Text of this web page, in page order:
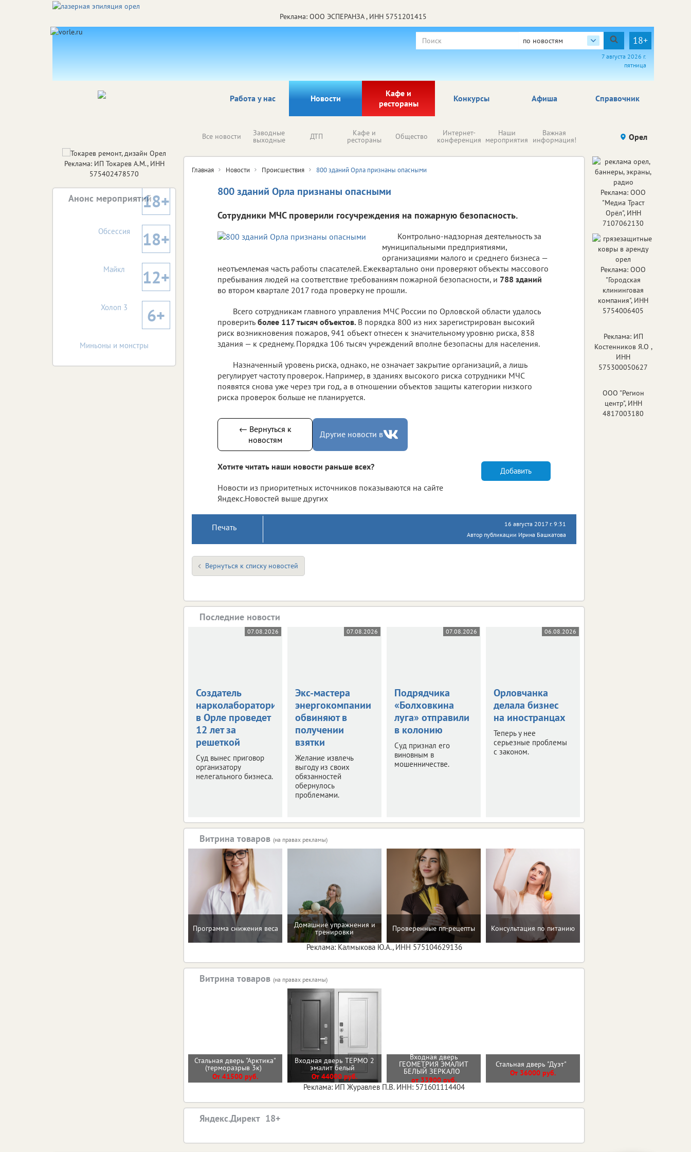
Реклама: ООО ЭСПЕРАНЗА , ИНН 5751201415
по новостям 18+
7 августа 2026 г.
пятница
Работа у нас Новости
Кафе и
рестораны
Афиша Справочник
Конкурсы
Все новости Заводные
выходные ДТП Кафе и
рестораны Общество Интернет-
конференция
Наши
мероприятия
Важная
информация! Происшествия Здоровье
Орел
Главная Новости Происшествия 800 зданий Орла признаны опасными
800 зданий Орла признаны опасными
Сотрудники МЧС проверили госучреждения на пожарную безопасность.
Контрольно-надзорная деятельность за
муниципальными предприятиями,
организациями малого и среднего бизнеса —
неотъемлемая часть работы спасателей. Ежеквартально они проверяют объекты массового
пребывания людей на соответствие требованиям пожарной безопасности, и 788 зданий
во втором квартале 2017 года проверку не прошли.
Всего сотрудникам главного управления МЧС России по Орловской области удалось
проверить более 117 тысяч объектов. В порядка 800 из них зарегистрирован высокий
риск возникновения пожаров, 941 объект отнесен к значительному уровню риска, 838
здания — к среднему. Порядка 106 тысяч учреждений вполне безопасны для населения.
Назначенный уровень риска, однако, не означает закрытие организаций, а лишь
регулирует частоту проверок. Например, в зданиях высокого риска сотрудники МЧС
появятся снова уже через три год, а в отношении объектов защиты категории низкого
риска проверок больше не планируется.
← Вернуться к
новостям
Другие новости в
Хотите читать наши новости раньше всех?
Новости из приоритетных источников показываются на сайте
Яндекс.Новостей выше других
Добавить
Печать
16 августа 2017 г. 9:31
Автор публикации Ирина Башкатова
Вернуться к списку новостей
Последние новости
07.08.2026
Создатель
нарколаборатории
в Орле проведет
12 лет за
решеткой
Суд вынес приговор
организатору
нелегального бизнеса.
07.08.2026
Экс-мастера
энергокомпании
обвиняют в
получении
взятки
Желание извлечь
выгоду из своих
обязанностей
обернулось
проблемами.
07.08.2026
Подрядчика
«Болховкина
луга» отправили
в колонию
Суд признал его
виновным в
мошенничестве.
06.08.2026
Орловчанка
делала бизнес
на иностранцах
Теперь у нее
серьезные проблемы
с законом.
Витрина товаров (на правах рекламы)
Программа снижения веса Домашние упражнения и
тренировки Проверенные пп-рецепты Консультация по питанию
Реклама: Калмыкова Ю.А., ИНН 575104629136
Витрина товаров (на правах рекламы)
Стальная дверь "Арктика"
(терморазрыв 3к)
От 41500 руб.
Входная дверь ТЕРМО 2
эмалит белый
От 44000 руб.
Входная дверь
ГЕОМЕТРИЯ ЭМАЛИТ
БЕЛЫЙ ЗЕРКАЛО
от 33900 руб.
Стальная дверь "Дуэт"
От 36000 руб.
Реклама: ИП Журавлев П.В. ИНН: 571601114404
Яндекс.Директ
Реклама: ИП Токарев А.М., ИНН
575402478570
Анонс мероприятий18+
Обсессия 18+
Майкл 12+
Холоп 3 6+
Миньоны и монстры
Реклама: ООО
"Медиа Траст
Орёл", ИНН
7107062130
Реклама: ООО
"Городская
клининговая
компания", ИНН
5754006405
Реклама: ИП
Костенников Я.О ,
ИНН
575300050627
ООО "Регион
центр", ИНН
4817003180